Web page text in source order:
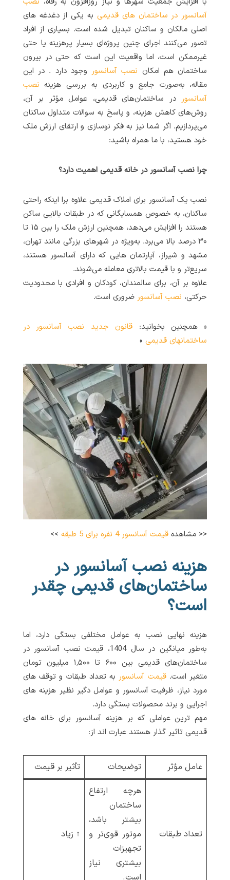
آسانسور در ساختمان های قدیمی به یکی از دغدغه های
اصلی مالکان و ساکنان تبدیل شده است. بسیاری از افراد
تصور می‌کنند اجرای چنین پروژه‌ای بسیار پرهزینه یا حتی
غیرممکن است، اما واقعیت این است که حتی در بیرون
ساختمان هم امکان نصب آسانسور وجود دارد . در این
مقاله، به‌صورت جامع و کاربردی به بررسی هزینه نصب
آسانسور در ساختمان‌های قدیمی، عوامل مؤثر بر آن،
روش‌های کاهش هزینه، و پاسخ به سوالات متداول ساکنان
می‌پردازیم. اگر شما نیز به فکر نوسازی و ارتقای ارزش ملک
خود هستید، با ما همراه باشید:
چرا نصب آسانسور در خانه قدیمی اهمیت دارد؟
نصب یک آسانسور برای املاک قدیمی علاوه برا اینکه راحتی
ساکنان، به خصوص همسایگانی که در طبقات بالایی ساکن
هستند را افزایش می‌دهد، همچنین ارزش ملک را بین ۱۵ تا
۳۰ درصد بالا می‌برد. به‌ویژه در شهرهای بزرگی مانند تهران،
مشهد و شیراز، آپارتمان هایی که دارای آسانسور هستند،
سریع‌تر و با قیمت بالاتری معامله می‌شوند.
علاوه بر آن، برای سالمندان، کودکان و افرادی با محدودیت
حرکتی، نصب آسانسور ضروری است.
« همچنین بخوانید: قانون جدید نصب آسانسور در
ساختمانهای قدیمی»
<< مشاهده قیمت آسانسور 4 نفره برای 5 طبقه >>
هزینه نصب آسانسور در
ساختمان‌های قدیمی چقدر
است؟
هزینه نهایی نصب به عوامل مختلفی بستگی دارد، اما
به‌طور میانگین در سال 1404، قیمت نصب آسانسور در
ساختمان‌های قدیمی بین ۶۰۰ تا ۱٬۵۰۰ میلیون تومان
متغیر است.قیمت آسانسور به تعداد طبقات و توقف های
مورد نیاز، ظرفیت آسانسور و عوامل دگیر نظیر هزینه های
اجرایی و برند محصولات بستگی دارد.
مهم ترین عواملی که بر هزینه آسانسور برای خانه های
قدیمی تاثیر گذار هستند عبارت اند از:
عامل مؤثر توضیحات تأثیر بر قیمت
تعداد طبقات
هرچه ارتفاع
ساختمان
بیشتر باشد،
موتور قوی‌تر و
تجهیزات
بیشتری نیاز
است.
↑ زیاد